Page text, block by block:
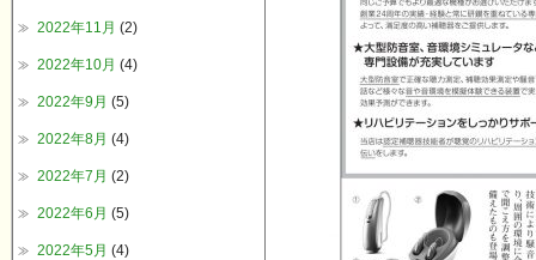
2022年11月 (2)
2022年10月 (4)
2022年9月 (5)
2022年8月 (4)
2022年7月 (2)
2022年6月 (5)
2022年5月 (4)